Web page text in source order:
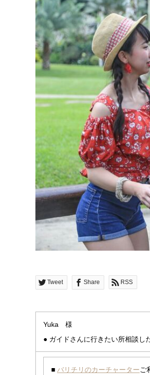
Tweet Share RSS
Yuka 様
● ガイドさんに行きたい所相談し
■ バリチリのカーチャーターご